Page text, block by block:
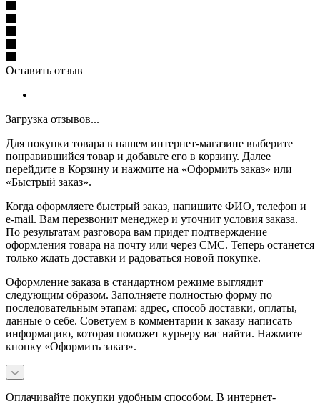
Оставить отзыв
Загрузка отзывов...
Для покупки товара в нашем интернет-магазине выберите
понравившийся товар и добавьте его в корзину. Далее
перейдите в Корзину и нажмите на «Оформить заказ» или
«Быстрый заказ».
Когда оформляете быстрый заказ, напишите ФИО, телефон и
e-mail. Вам перезвонит менеджер и уточнит условия заказа.
По результатам разговора вам придет подтверждение
оформления товара на почту или через СМС. Теперь останется
только ждать доставки и радоваться новой покупке.
Оформление заказа в стандартном режиме выглядит
следующим образом. Заполняете полностью форму по
последовательным этапам: адрес, способ доставки, оплаты,
данные о себе. Советуем в комментарии к заказу написать
информацию, которая поможет курьеру вас найти. Нажмите
кнопку «Оформить заказ».
Оплачивайте покупки удобным способом. В интернет-